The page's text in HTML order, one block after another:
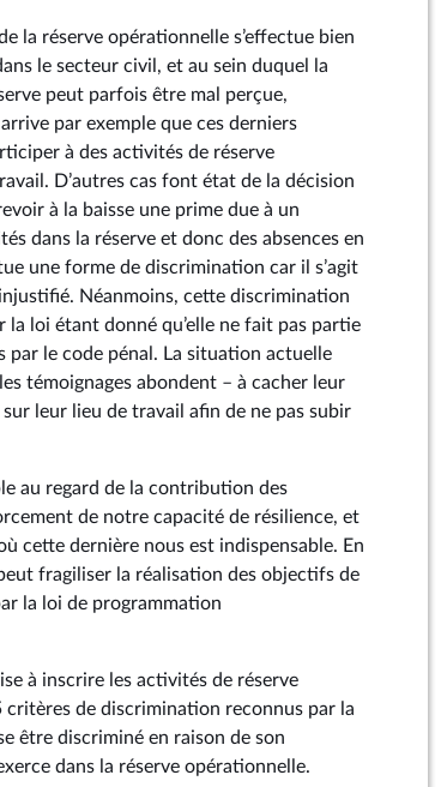
la réserve opérationnelle s’effectue bien
le secteur civil, et au sein duquel la
peut parfois être mal perçue,
par exemple que ces derniers
à des activités de réserve
D’autres cas font état de la décision
à la baisse une prime due à un
dans la réserve et donc des absences en
une forme de discrimination car il s’agit
Néanmoins, cette discrimination
la loi étant donné qu’elle ne fait pas partie
par le code pénal. La situation actuelle
témoignages abondent – à cacher leur
leur lieu de travail afin de ne pas subir
au regard de la contribution des
de notre capacité de résilience, et
cette dernière nous est indispensable. En
fragiliser la réalisation des objectifs de
la loi de programmation
à inscrire les activités de réserve
de discrimination reconnus par la
être discriminé en raison de son
dans la réserve opérationnelle.